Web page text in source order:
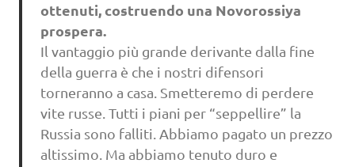
ottenuti, costruendo una Novorossiya
prospera.
Il vantaggio più grande derivante dalla fine
della guerra è che i nostri difensori
torneranno a casa. Smetteremo di perdere
vite russe. Tutti i piani per “seppellire” la
Russia sono falliti. Abbiamo pagato un prezzo
altissimo. Ma abbiamo tenuto duro e